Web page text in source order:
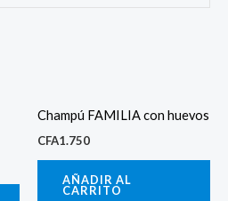
Champú FAMILIA con huevos
CFA1.750
AÑADIR AL
CARRITO